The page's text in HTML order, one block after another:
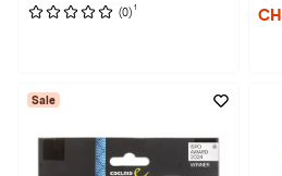
(0) 1
Sale